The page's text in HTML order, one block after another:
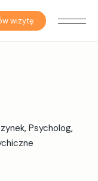
wizytę
Psycholog